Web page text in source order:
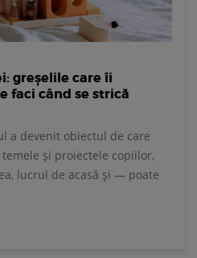
greșelile care îi
faci când se strică
a devenit obiectul de care
și proiectele copiilor,
lucrul de acasă și — poate